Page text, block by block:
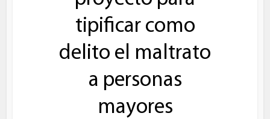
tipificar como
delito el maltrato
a personas
mayores